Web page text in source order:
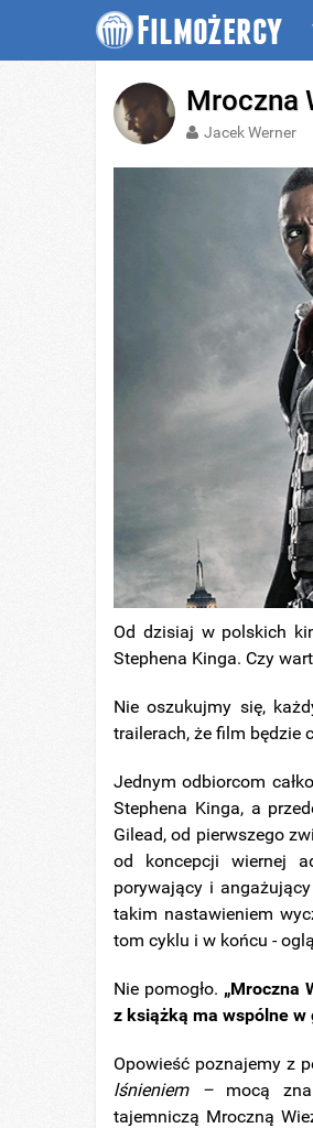
Mroczna
Jacek Werner
Od dzisiaj w polskich
Stephena Kinga. Czy
Nie oszukujmy się,
trailerach, że film będzie
Jednym odbiorcom
Stephena Kinga, a
Gilead, od pierwszego
od koncepcji wiernej
porywający i
takim nastawieniem
tom cyklu i w końcu -
Nie pomogło. „Mroczna
z książką ma wspólne
Opowieść poznajemy z
lśnieniem – mocą
tajemniczą Mroczną